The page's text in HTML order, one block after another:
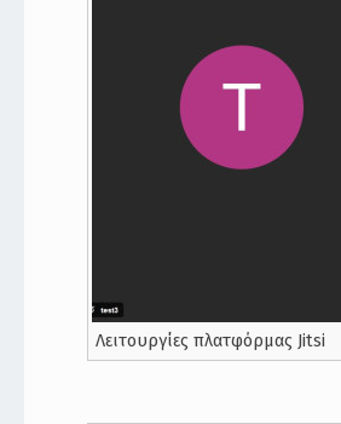
Λειτουργίες πλατφόρμας Jitsi